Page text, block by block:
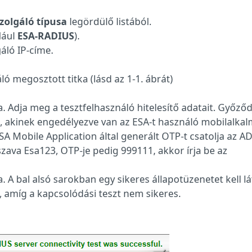
típusa legördülő listából.
ESA-RADIUS).
IP-címe.
megosztott titka (lásd az 1-1. ábrát)
Adja meg a tesztfelhasználó hitelesítő adatait.
engedélyezve van az ESA-t használó
Mobile Application által generált OTP-t csatolja az
Esa123, OTP-je pedig 999111, akkor írja be az
A bal alsó sarokban egy sikeres állapotüzenetet kell
a kapcsolódási teszt nem sikeres.